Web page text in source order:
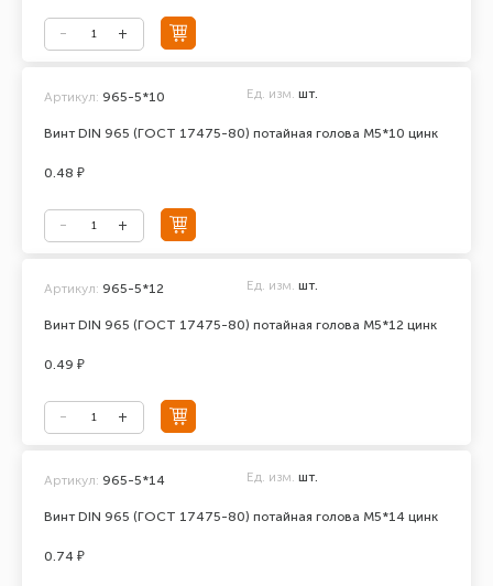
Винт DIN 965 (ГОСТ 17475-80) потайная голова М5*10 цинк
Артикул: 965-5*10 Ед. изм. шт.
0.48 ₽
Винт DIN 965 (ГОСТ 17475-80) потайная голова М5*12 цинк
Артикул: 965-5*12 Ед. изм. шт.
0.49 ₽
Винт DIN 965 (ГОСТ 17475-80) потайная голова М5*14 цинк
Артикул: 965-5*14 Ед. изм. шт.
0.74 ₽